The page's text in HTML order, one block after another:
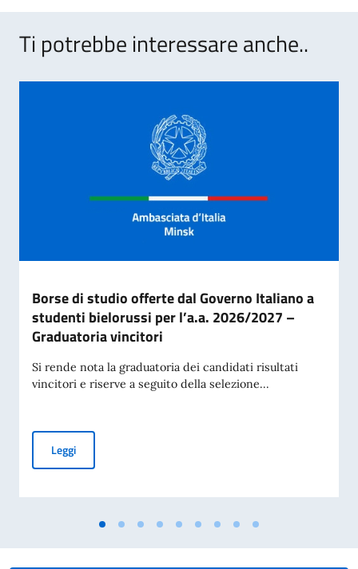
Ti potrebbe interessare anche..
Borse di studio offerte dal Governo Italiano a
studenti bielorussi per l’a.a. 2026/2027 –
Graduatoria vincitori
Si rende nota la graduatoria dei candidati risultati
vincitori e riserve a seguito della selezione...
LeggiBorse di studio offerte dal Governo Italiano a studenti